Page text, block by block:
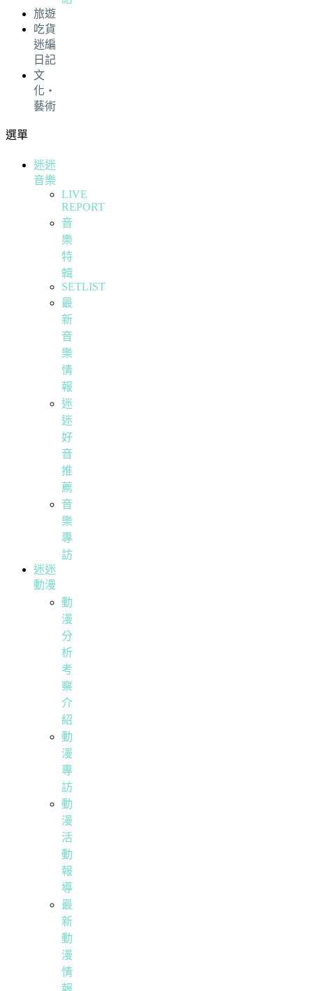
旅遊
吃貨
迷編
日記
文
化・
藝術
選單
迷迷
音樂
LIVE
REPORT
音
樂
特
輯
SETLIST
最
新
音
樂
情
報
迷
迷
好
音
推
薦
音
樂
專
訪
迷迷
動漫
動
漫
分
析
考
察
介
紹
動
漫
專
訪
動
漫
活
動
報
導
最
新
動
漫
情
報